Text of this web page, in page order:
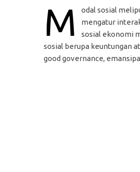
M
odal sosial
mengatur
sosial ekonomi
sosial berupa keuntungan
good governance,